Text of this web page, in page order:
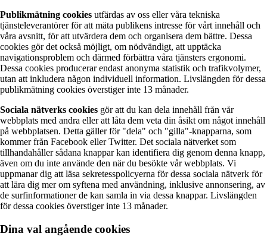
Publikmätning cookies utfärdas av oss eller våra tekniska
tjänsteleverantörer för att mäta publikens intresse för vårt innehåll och
våra avsnitt, för att utvärdera dem och organisera dem bättre. Dessa
cookies gör det också möjligt, om nödvändigt, att upptäcka
navigationsproblem och därmed förbättra våra tjänsters ergonomi.
Dessa cookies producerar endast anonyma statistik och trafikvolymer,
utan att inkludera någon individuell information. Livslängden för dessa
publikmätning cookies överstiger inte 13 månader.
Sociala nätverks cookies gör att du kan dela innehåll från vår
webbplats med andra eller att låta dem veta din åsikt om något innehåll
på webbplatsen. Detta gäller för "dela" och "gilla"-knapparna, som
kommer från Facebook eller Twitter. Det sociala nätverket som
tillhandahåller sådana knappar kan identifiera dig genom denna knapp,
även om du inte använde den när du besökte vår webbplats. Vi
uppmanar dig att läsa sekretesspolicyerna för dessa sociala nätverk för
att lära dig mer om syftena med användning, inklusive annonsering, av
de surfinformationer de kan samla in via dessa knappar. Livslängden
för dessa cookies överstiger inte 13 månader.
Dina val angående cookies